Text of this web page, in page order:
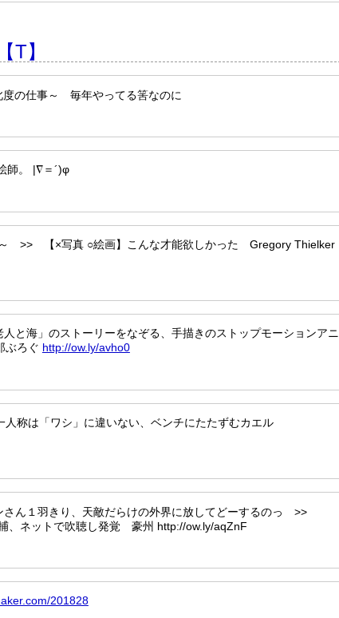
【T】
の仕事～ 毎年やってる筈なのに
師。 |∇＝´)φ
>> 【×写真 ○絵画】こんな才能欲しかった Gregory Thielker
海」のストーリーをなぞる、手描きのストップモーションア
ぶろぐ http://ow.ly/avho0
は「ワシ」に違いない、ベンチにたたずむカエル
ん１羽きり、天敵だらけの外界に放してどーするのっ >>
、ネットで吹聴し発覚 豪州 http://ow.ly/aqZnF
201828